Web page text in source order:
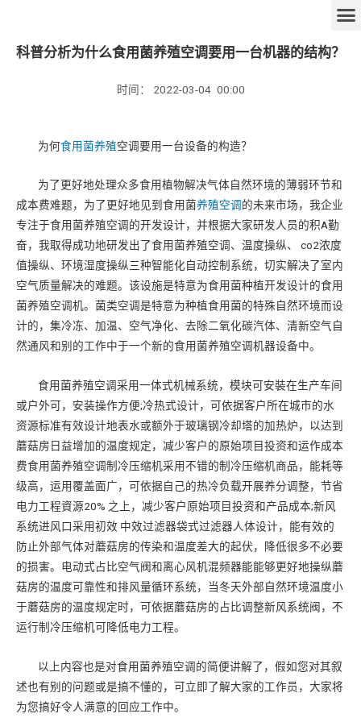
科普分析为什么食用菌养殖空调要用一台机器的结构？
时间： 2022-03-04 00:00
为何食用菌养殖空调要用一台设备的构造？
为了更好地处理众多食用植物解决气体自然环境的薄弱环节和
成本费难题，为了更好地见到食用菌养殖空调的未来市场，我企业
专注于食用菌养殖空调的开发设计，并根据大家研发人员的积A勤
奋，我取得成功地研发出了食用菌养殖空调、温度操纵、 co2浓度
值操纵、环境湿度操纵三种智能化自动控制系统，切实解决了室内
空气质量解决的难题。该设施是特意为食用菌种植开发设计的食用
菌养殖空调机。菌类空调是特意为种植食用菌的特殊自然环境而设
计的，集冷冻、加温、空气净化、去除二氧化碳汽体、清新空气自
然通风和别的工作中于一个新的食用菌养殖空调机器设备中。
食用菌养殖空调采用一体式机械系统，模块可安裝在生产车间
或户外可，安装操作方便;冷热式设计，可依据客户所在城市的水
资源标准有效设计地表水或额外于玻璃钢冷却塔的加热炉，以达到
蘑菇房日益增加的温度规定，减少客户的原始项目投资和运作成本
费食用菌养殖空调制冷压缩机采用不错的制冷压缩机商品，能耗等
级高，运用覆盖面广，可依据自己的热冷负载开展养分调整，节省
电力工程資源20% 之上，减少客户原始项目投资和产品成本;新风
系统进风口采用初效 中效过滤器袋式过滤器人体设计，能有效的
防止外部气体对蘑菇房的传染和温度差大的起伏，降低很多不必要
的损害。电动式占比空气阀和离心风机混频器能能够更好地操纵蘑
菇房的温度可靠性和排风量循环系统，当冬天外部自然环境温度小
于蘑菇房的温度规定时，可依据蘑菇房的占比调整新风系统阀，不
运行制冷压缩机可降低电力工程。
以上内容也是对食用菌养殖空调的简便讲解了，假如您对其叙
述也有别的问题或是搞不懂的，可立即了解大家的工作员，大家将
为您搞好令人满意的回应工作中。